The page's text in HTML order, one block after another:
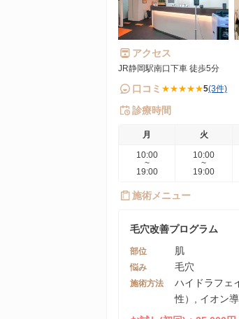
アクセス
JR静岡駅南口下車 徒歩5分
口コミ ★★★★★5(3件)
診療時間
月 火
10:00
~
19:00
10:00
~
19:00
施術メニュー
毛穴改善プログラム
部位 肌
悩み 毛穴
施術方法
ハイドラフェ
性）, イオン